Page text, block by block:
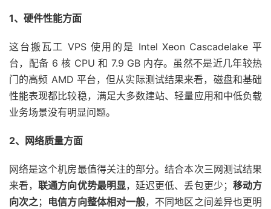
1、硬件性能方面
这台搬瓦工 VPS 使用的是 Intel Xeon Cascadelake 平
台，配备 6 核 CPU 和 7.9 GB 内存。虽然不是近几年较热
门的高频 AMD 平台，但从实际测试结果来看，磁盘和基础
性能表现都比较稳，满足大多数建站、轻量应用和中低负载
业务场景没有明显问题。
2、网络质量方面
网络是这个机房最值得关注的部分。结合本次三网测试结果
来看，联通方向优势最明显，延迟更低、丢包更少； 移动方
向次之； 电信方向整体相对一般，不同地区之间差异也更明